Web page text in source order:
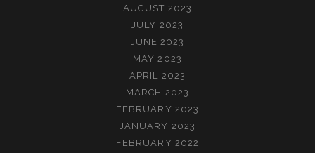
AUGUST 2023
JULY 2023
JUNE 2023
MAY 2023
APRIL 2023
MARCH 2023
FEBRUARY 2023
JANUARY 2023
FEBRUARY 2022